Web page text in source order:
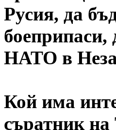
Русия, да
боеприпаси,
НАТО в
Кой има
съратник